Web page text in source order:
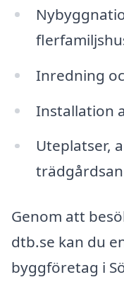
Inredning
Installation
Uteplatser,
Genom att
dtb.se kan du
byggföretag i